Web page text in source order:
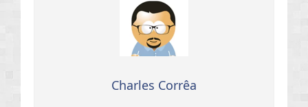
Charles Corrêa